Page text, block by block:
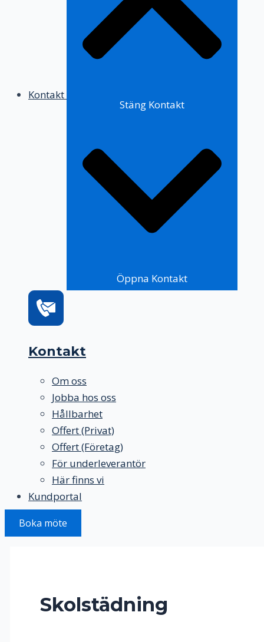
Kontakt
Stäng Kontakt
Öppna Kontakt
Kontakt
Om oss
Jobba hos oss
Hållbarhet
Offert (Privat)
Offert (Företag)
För underleverantör
Här finns vi
Kundportal
Boka möte
Skolstädning